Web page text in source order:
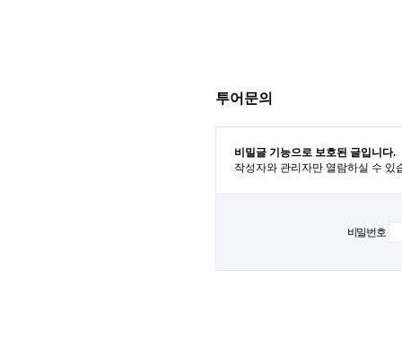
투어문의
비밀글 기능으로 보호된 글입니다.
작성자와 관리자만 열람하실 수 있
비밀번호